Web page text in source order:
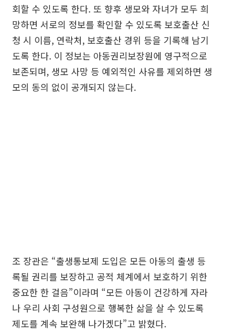
회할 수 있도록 한다. 또 향후 생모와 자녀가 모두 희
망하면 서로의 정보를 확인할 수 있도록 보호출산 신
청 시 이름, 연락처, 보호출산 경위 등을 기록해 남기
도록 한다. 이 정보는 아동권리보장원에 영구적으로
보존되며, 생모 사망 등 예외적인 사유를 제외하면 생
모의 동의 없이 공개되지 않는다.
조 장관은 “출생통보제 도입은 모든 아동의 출생 등
록될 권리를 보장하고 공적 체계에서 보호하기 위한
중요한 한 걸음”이라며 “모든 아동이 건강하게 자라
나 우리 사회 구성원으로 행복한 삶을 살 수 있도록
제도를 계속 보완해 나가겠다”고 밝혔다.